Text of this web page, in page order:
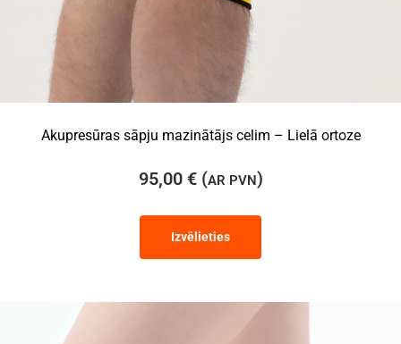
Akupresūras sāpju mazinātājs celim – Lielā ortoze
95,00 €(AR PVN)
Izvēlieties